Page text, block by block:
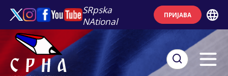
SRpska
NAtional
ПРИЈАВА